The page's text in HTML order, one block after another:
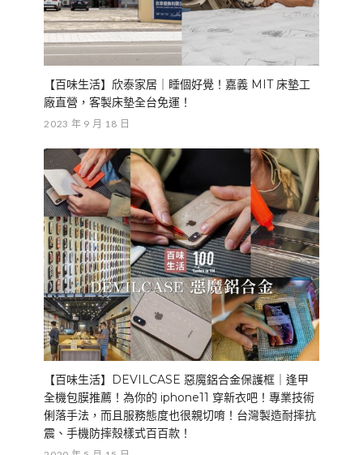
【百味生活】欣泰家居｜睡個好覺！嘉義 MIT 床墊工
廠直營，客製床墊全台免運！
2023 年 9 月 18 日
【百味生活】DEVILCASE 惡魔鋁合金保護框｜逢甲
全機包膜推薦！為你的 iphone11 穿新衣吧！專業技術
俐落手法，而且服務態度也很親切唷！台灣製造耐摔抗
震、手機防摔殼樣式百百款！